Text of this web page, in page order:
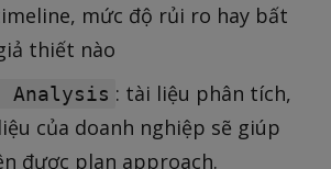
mức độ rủi ro hay bất
thiết nào
Analysis : tài liệu phân tích,
của doanh nghiệp sẽ giúp
được plan approach.